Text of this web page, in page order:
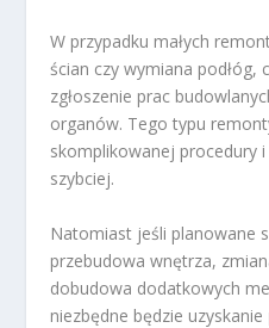
W przypadku małych
ścian czy wymiana podłóg,
zgłoszenie prac
organów. Tego typu
skomplikowanej procedury
szybciej.
Natomiast jeśli planowane
przebudowa wnętrza,
dobudowa dodatkowych
niezbędne będzie uzyskanie